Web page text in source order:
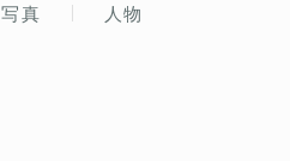
写真 人物